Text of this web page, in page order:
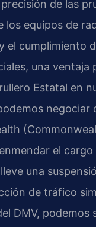
de las
los equipos de
el cumplimiento
una ventaja
Estatal en
negociar
el cargo
una
de tráfico
DMV, podemos